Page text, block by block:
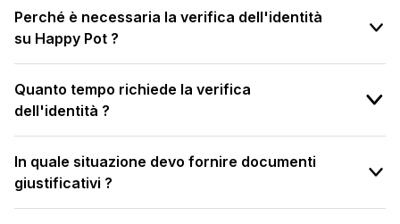
Perché è necessaria la verifica dell'identità
su Happy Pot ?
Quanto tempo richiede la verifica
dell'identità ?
In quale situazione devo fornire documenti
giustificativi ?